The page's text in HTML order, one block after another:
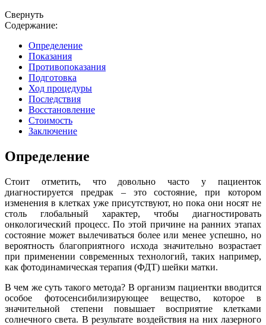
Свернуть
Содержание:
Определение
Показания
Противопоказания
Подготовка
Ход процедуры
Последствия
Восстановление
Стоимость
Заключение
Определение
Стоит отметить, что довольно часто у пациенток
диагностируется предрак – это состояние, при котором
изменения в клетках уже присутствуют, но пока они носят не
столь глобальный характер, чтобы диагностировать
онкологический процесс. По этой причине на ранних этапах
состояние может вылечиваться более или менее успешно, но
вероятность благоприятного исхода значительно возрастает
при применении современных технологий, таких например,
как фотодинамическая терапия (ФДТ) шейки матки.
В чем же суть такого метода? В организм пациентки вводится
особое фотосенсибилизирующее вещество, которое в
значительной степени повышает восприятие клетками
солнечного света. В результате воздействия на них лазерного